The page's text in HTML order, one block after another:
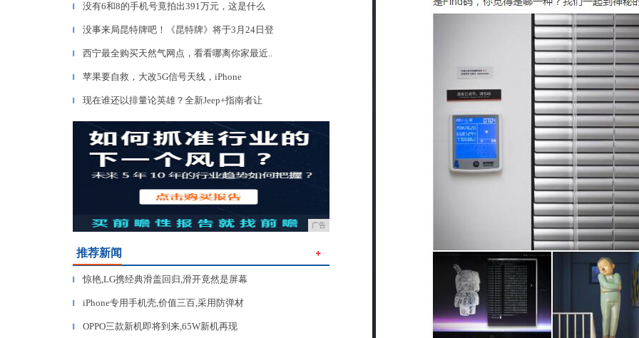
▎ 没有6和8的手机号竟拍出391万元，这是什么
▎ 没事来局昆特牌吧！《昆特牌》将于3月24日登
▎ 西宁最全购买天然气网点，看看哪离你家最近..
▎ 苹果要自救，大改5G信号天线，iPhone
▎ 现在谁还以排量论英雄？全新Jeep+指南者让
广告
推荐新闻 ＋
▎ 惊艳,LG携经典滑盖回归,滑开竟然是屏幕
▎ iPhone专用手机壳,价值三百,采用防弹材
▎ OPPO三款新机即将到来,65W新机再现